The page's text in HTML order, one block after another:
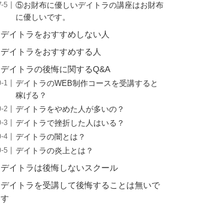
⑤お財布に優しいデイトラの講座はお財布
に優しいです。
デイトラをおすすめしない人
デイトラをおすすめする人
デイトラの後悔に関するQ&A
デイトラのWEB制作コースを受講すると
稼げる？
デイトラをやめた人が多いの？
デイトラで挫折した人はいる？
デイトラの闇とは？
デイトラの炎上とは？
デイトラは後悔しないスクール
デイトラを受講して後悔することは無いで
す